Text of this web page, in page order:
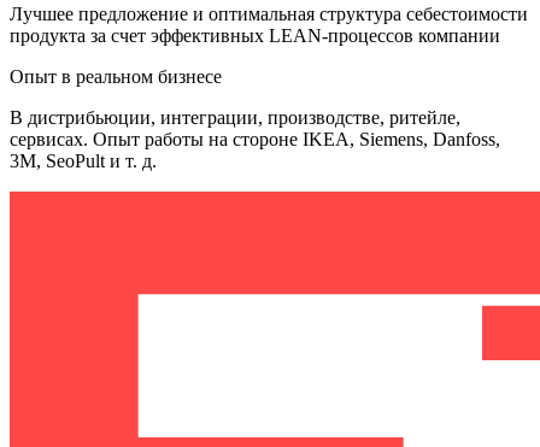
Лучшее предложение и оптимальная структура себестоимости
продукта за счет эффективных LEAN-процессов компании
Опыт в реальном бизнесе
В дистрибьюции, интеграции, производстве, ритейле,
сервисах. Опыт работы на стороне IKEA, Siemens, Danfoss,
3M, SeoPult и т. д.